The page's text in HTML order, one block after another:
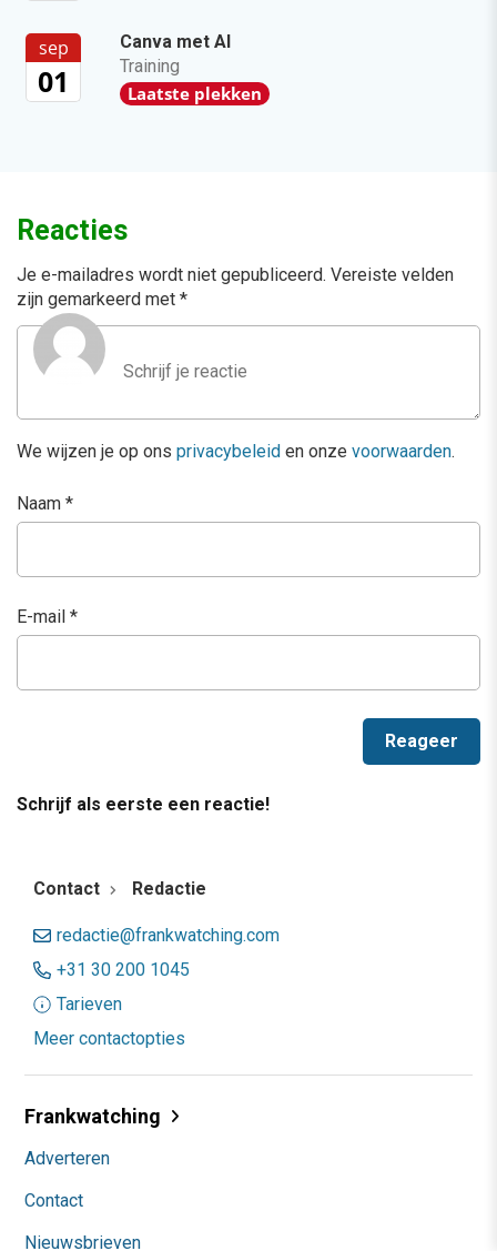
sep
01
Canva met AI
Training
Laatste plekken
Reacties
Je e-mailadres wordt niet gepubliceerd. Vereiste velden
zijn gemarkeerd met *
We wijzen je op ons privacybeleid en onze voorwaarden.
Naam *
E-mail *
Schrijf als eerste een reactie!
Contact Redactie
redactie@frankwatching.com
+31 30 200 1045
Tarieven
Meer contactopties
Frankwatching
Adverteren
Contact
Nieuwsbrieven